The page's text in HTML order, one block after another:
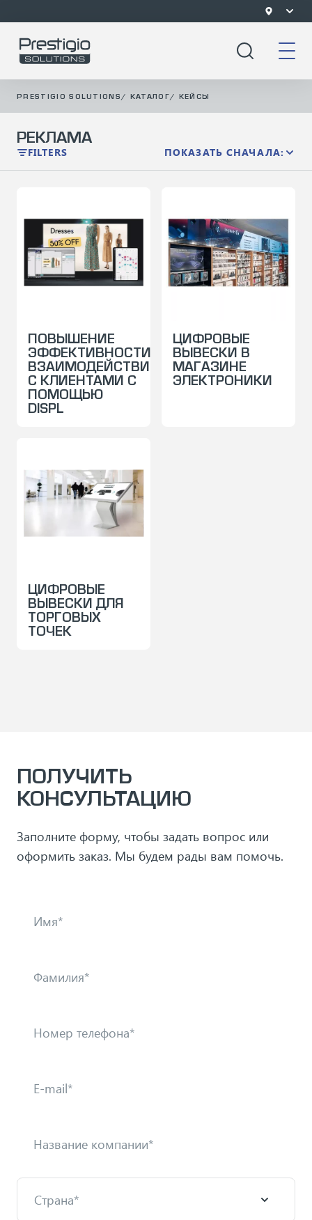
PRESTIGIO SOLUTIONS / КАТАЛОГ/ КЕЙСЫ
РЕКЛАМА
FILTERS ПОКАЗАТЬ СНАЧАЛА:
ПОВЫШЕНИЕ
ЭФФЕКТИВНОСТИ
ВЗАИМОДЕЙСТВИЯ
С КЛИЕНТАМИ С
ПОМОЩЬЮ
DISPL
ЦИФРОВЫЕ
ВЫВЕСКИ В
МАГАЗИНЕ
ЭЛЕКТРОНИКИ
ЦИФРОВЫЕ
ВЫВЕСКИ ДЛЯ
ТОРГОВЫХ
ТОЧЕК
ПОЛУЧИТЬ
КОНСУЛЬТАЦИЮ
Заполните форму, чтобы задать вопрос или
оформить заказ. Мы будем рады вам помочь.